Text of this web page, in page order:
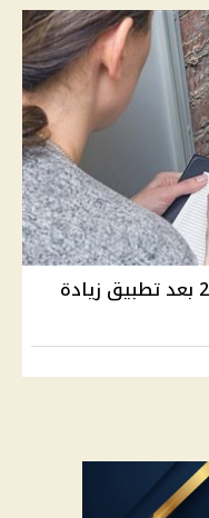
خطوات حساب فاتورة المياه 2026 بعد تطبيق زيادة